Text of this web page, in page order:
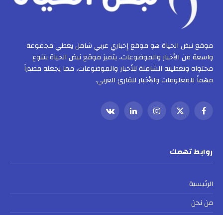
موقع نبض الحياة هو موقع إخباري عربي شامل يغطي مجموعة
واسعة من الأخبار والموضوعات، يتميز موقع نبض الحياة بتنوع
محتواه وتغطيته الشاملة للأخبار والموضوعات، مما يجعله مصدراً
مهماً للمعلومات والأخبار للقارئ العربي.
فيسبوك
X
الانستغراملينكدإنVKontakte
روابط تهمك
الرئيسية
من نحن